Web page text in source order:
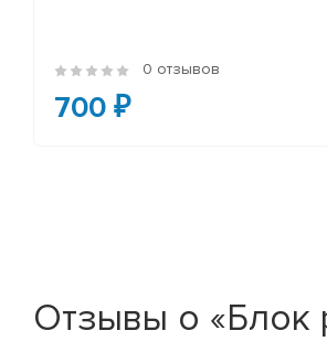
0 отзывов
700 ₽
Отзывы о «Блок